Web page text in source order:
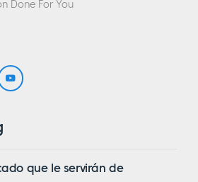
Done For You
que le servirán de